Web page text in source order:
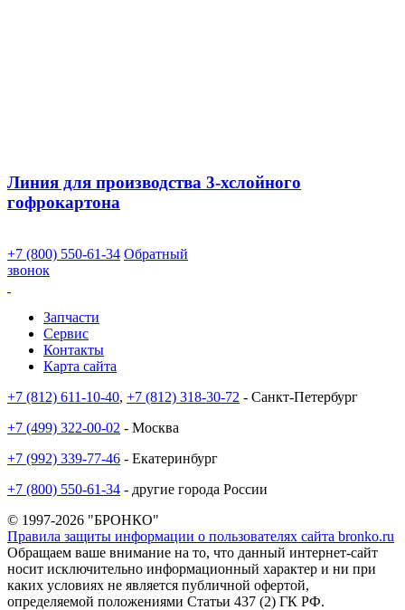
Линия для производства 3-хслойного
гофрокартона
+7 (800) 550-61-34 Обратный
звонок
Запчасти
Сервис
Контакты
Карта сайта
+7 (812) 611-10-40, +7 (812) 318-30-72 - Санкт-Петербург
+7 (499) 322-00-02 - Москва
+7 (992) 339-77-46 - Екатеринбург
+7 (800) 550-61-34 - другие города России
© 1997-2026 "БРОНКО"
Правила защиты информации о пользователях сайта bronko.ru
Обращаем ваше внимание на то, что данный интернет-сайт
носит исключительно информационный характер и ни при
каких условиях не является публичной офертой,
определяемой положениями Статьи 437 (2) ГК РФ.